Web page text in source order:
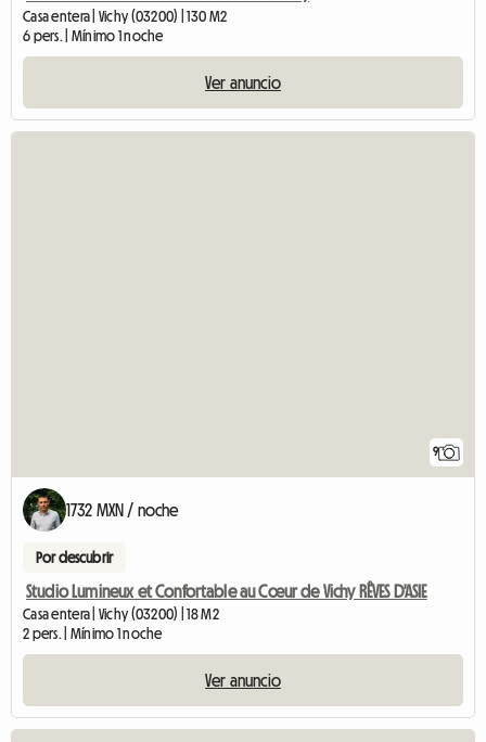
Casa entera | Vichy (03200) | 130 M2
6 pers. | Mínimo 1 noche
Ver anuncio
9
1732 MXN / noche
Por descubrir
Studio Lumineux et Confortable au Cœur de Vichy RÊVES D'ASIE
Casa entera | Vichy (03200) | 18 M2
2 pers. | Mínimo 1 noche
Ver anuncio